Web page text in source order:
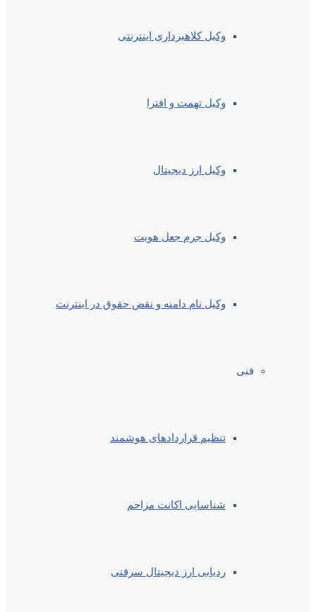
وکیل کلاهبرداری اینترنتی
وکیل تهمت و افترا
وکیل ارز دیجیتال
وکیل جرم جعل هویت
وکیل نام دامنه و نقض حقوق در اینترنت
فنی
تنظیم قراردادهای هوشمند
شناسایی اکانت مزاحم
ردیابی ارز دیجیتال سرقتی